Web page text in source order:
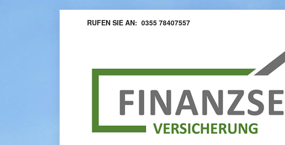
RUFEN SIE AN: 0355 78407557